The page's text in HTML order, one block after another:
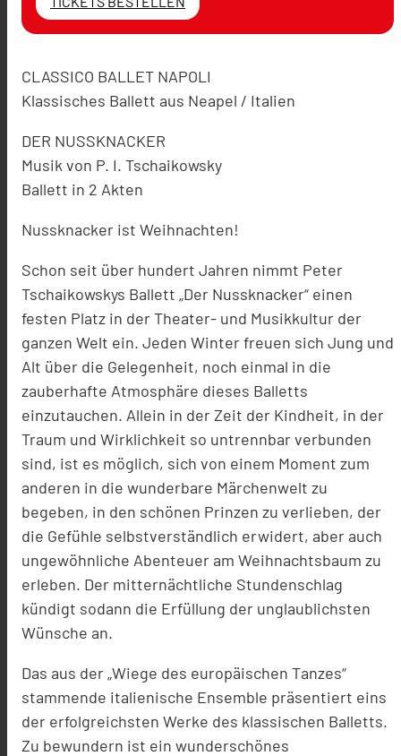
CLASSICO BALLET NAPOLI
Klassisches Ballett aus Neapel / Italien
DER NUSSKNACKER
Musik von P. I. Tschaikowsky
Ballett in 2 Akten
Nussknacker ist Weihnachten!
Schon seit über hundert Jahren nimmt Peter
Tschaikowskys Ballett „Der Nussknacker“ einen
festen Platz in der Theater- und Musikkultur der
ganzen Welt ein. Jeden Winter freuen sich Jung und
Alt über die Gelegenheit, noch einmal in die
zauberhafte Atmosphäre dieses Balletts
einzutauchen. Allein in der Zeit der Kindheit, in der
Traum und Wirklichkeit so untrennbar verbunden
sind, ist es möglich, sich von einem Moment zum
anderen in die wunderbare Märchenwelt zu
begeben, in den schönen Prinzen zu verlieben, der
die Gefühle selbstverständlich erwidert, aber auch
ungewöhnliche Abenteuer am Weihnachtsbaum zu
erleben. Der mitternächtliche Stundenschlag
kündigt sodann die Erfüllung der unglaublichsten
Wünsche an.
Das aus der „Wiege des europäischen Tanzes“
stammende italienische Ensemble präsentiert eins
der erfolgreichsten Werke des klassischen Balletts.
Zu bewundern ist ein wunderschönes